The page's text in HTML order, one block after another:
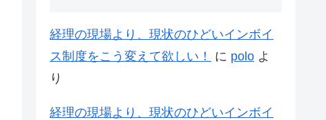
経理の現場より、現状のひどいインボイ
ス制度をこう変えて欲しい！
に polo よ
り
経理の現場より、現状のひどいインボイ